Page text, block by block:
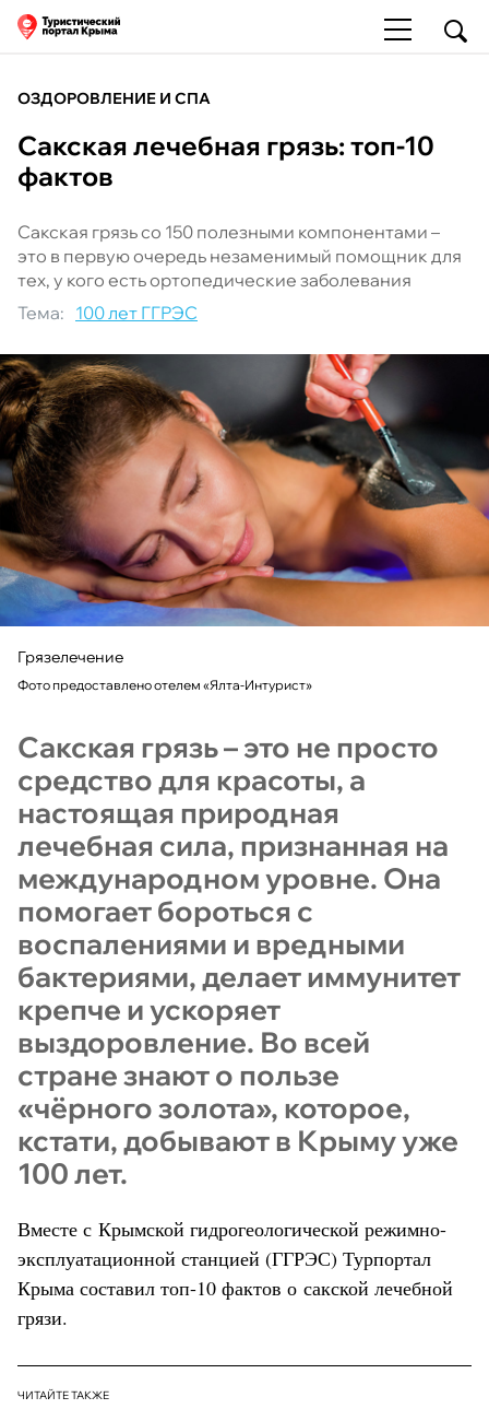
ОЗДОРОВЛЕНИЕ И СПА
Сакская лечебная грязь: топ-10
фактов
Сакская грязь со 150 полезными компонентами –
это в первую очередь незаменимый помощник для
тех, у кого есть ортопедические заболевания
Тема: 100 лет ГГРЭС
Грязелечение
Фото предоставлено отелем «Ялта-Интурист»
Сакская грязь – это не просто
средство для красоты, а
настоящая природная
лечебная сила, признанная на
международном уровне. Она
помогает бороться с
воспалениями и вредными
бактериями, делает иммунитет
крепче и ускоряет
выздоровление. Во всей
стране знают о пользе
«чёрного золота», которое,
кстати, добывают в Крыму уже
100 лет.
Вместе с Крымской гидрогеологической режимно-
эксплуатационной станцией (ГГРЭС) Турпортал
Крыма составил топ-10 фактов о сакской лечебной
грязи.
ЧИТАЙТЕ ТАКЖЕ